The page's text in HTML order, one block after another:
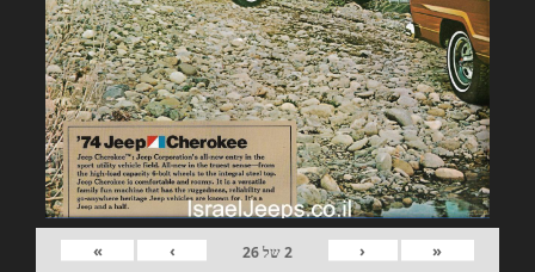
«
‹
2של26
›
»